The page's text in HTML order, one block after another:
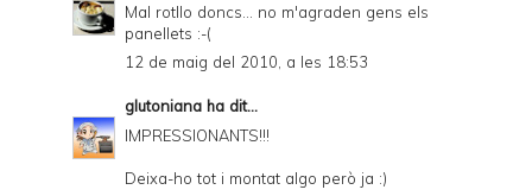
Mal rotllo doncs... no m'agraden gens els
panellets :-(
12 de maig del 2010, a les 18:53
glutoniana ha dit...
IMPRESSIONANTS!!!
Deixa-ho tot i montat algo però ja :)